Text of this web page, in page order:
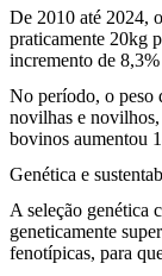
De 2010 até 2024,
praticamente 20kg
incremento de
No período, o peso
novilhas e
bovinos aumentou
Genética e
A seleção genética
geneticamente
fenotípicas, para